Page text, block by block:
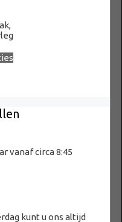
vanaf circa 8:45
kunt u ons altijd